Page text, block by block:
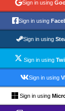
Sign in using
Sign in using
Sign in using
Sign in using
Sign in using
Sign in using